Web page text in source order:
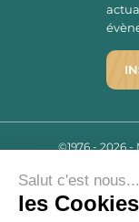
©1976 - 2026
Mentions
C.G.V.
Salut c'est nous...
les